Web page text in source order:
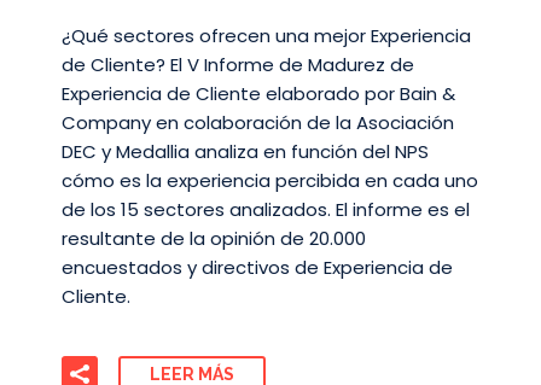
¿Qué sectores ofrecen una mejor Experiencia
de Cliente? El V Informe de Madurez de
Experiencia de Cliente elaborado por Bain &
Company en colaboración de la Asociación
DEC y Medallia analiza en función del NPS
cómo es la experiencia percibida en cada uno
de los 15 sectores analizados. El informe es el
resultante de la opinión de 20.000
encuestados y directivos de Experiencia de
Cliente.
LEER MÁS